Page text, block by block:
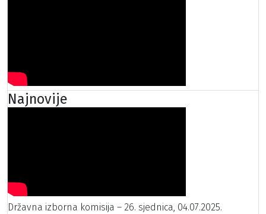
Najnovije
Državna izborna komisija – 26. sjednica, 04.07.2025.